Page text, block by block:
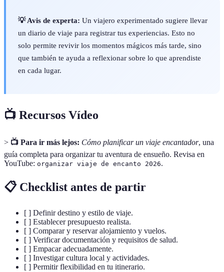
💡 Avis de experta: Un viajero experimentado sugiere llevar
un diario de viaje para registrar tus experiencias. Esto no
solo permite revivir los momentos mágicos más tarde, sino
que también te ayuda a reflexionar sobre lo que aprendiste
en cada lugar.
📺 Recursos Vídeo
> 📺 Para ir más lejos: Cómo planificar un viaje encantador, una
guía completa para organizar tu aventura de ensueño. Revisa en
YouTube: organizar viaje de encanto 2026.
📋 Checklist antes de partir
[ ] Definir destino y estilo de viaje.
[ ] Establecer presupuesto realista.
[ ] Comparar y reservar alojamiento y vuelos.
[ ] Verificar documentación y requisitos de salud.
[ ] Empacar adecuadamente.
[ ] Investigar cultura local y actividades.
[ ] Permitir flexibilidad en tu itinerario.